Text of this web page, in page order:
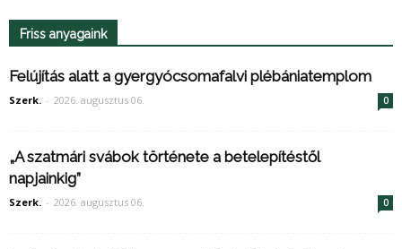
Friss anyagaink
Felújítás alatt a gyergyócsomafalvi plébániatemplom
Szerk. - 2026. augusztus 06. 0
„A szatmári svábok története a betelepítéstől
napjainkig”
Szerk. - 2026. augusztus 06. 0